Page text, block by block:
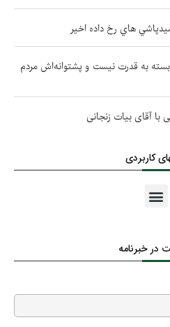
هاي رخ داده اخير
به قدرت نيست و پشتوانه‌اش مردم
با آقای بیات زنجانی
کاربردی
در خبرنامه